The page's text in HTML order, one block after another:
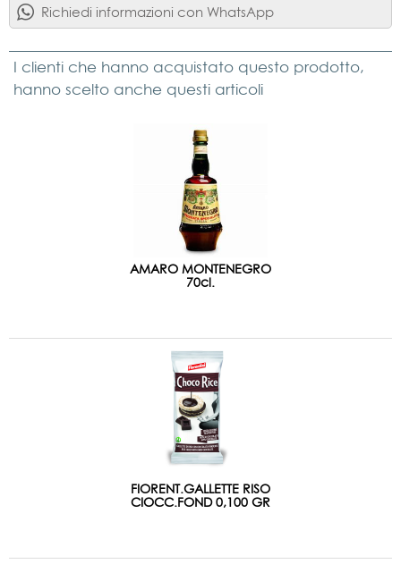
Richiedi informazioni con WhatsApp
I clienti che hanno acquistato questo prodotto,
hanno scelto anche questi articoli
AMARO MONTENEGRO
70cl.
FIORENT.GALLETTE RISO
CIOCC.FOND 0,100 GR